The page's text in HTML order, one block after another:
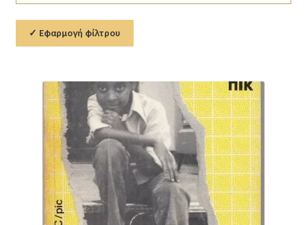
✓ Εφαρμογή φίλτρου